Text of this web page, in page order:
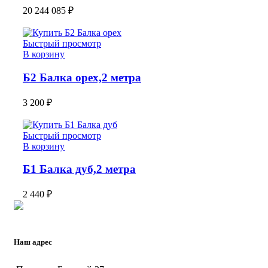
20 244 085 ₽
Быстрый просмотр
В корзину
Б2 Балка орех,2 метра
3 200 ₽
Быстрый просмотр
В корзину
Б1 Балка дуб,2 метра
2 440 ₽
Наш адрес